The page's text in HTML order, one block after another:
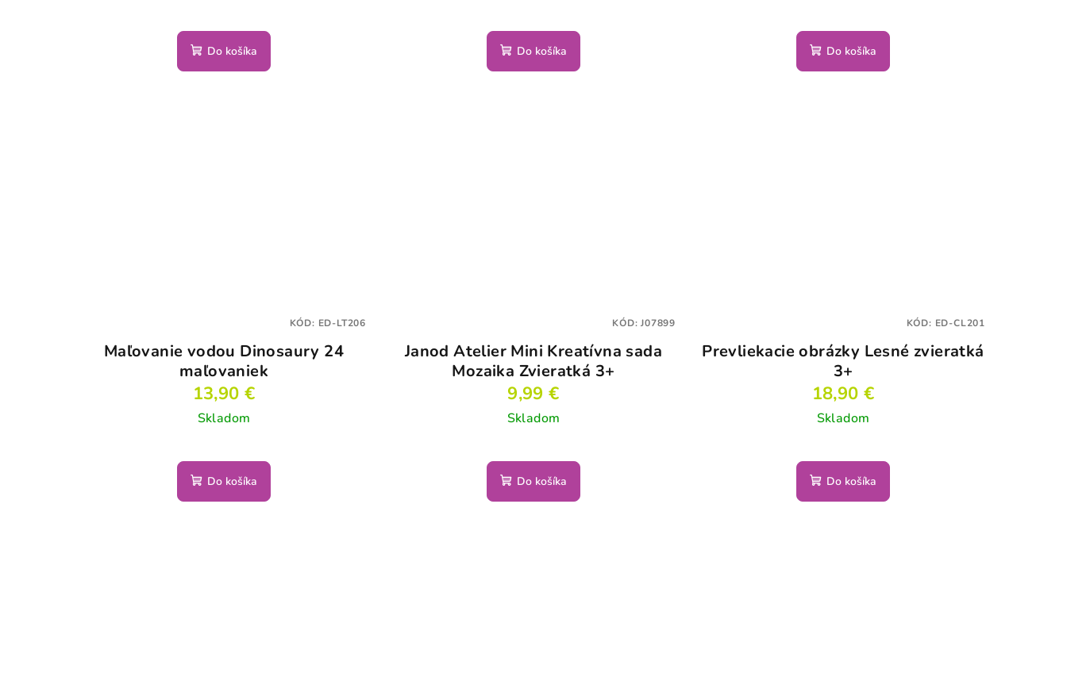
Do košíka Do košíka Do košíka
Maľovanie vodou Dinosaury 24
maľovaniek
13,90 €
Skladom
Do košíka
KÓD: ED-LT206
Janod Atelier Mini Kreatívna sada
Mozaika Zvieratká 3+
9,99 €
Skladom
Do košíka
KÓD:J07899
Prevliekacie obrázky Lesné zvieratká
3+
18,90 €
Skladom
Do košíka
KÓD: ED-CL201